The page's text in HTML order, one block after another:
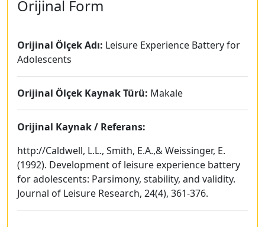
Orijinal Form
Orijinal Ölçek Adı: Leisure Experience Battery for
Adolescents
Orijinal Ölçek Kaynak Türü: Makale
Orijinal Kaynak / Referans:
http://Caldwell, L.L., Smith, E.A.,& Weissinger, E.
(1992). Development of leisure experience battery
for adolescents: Parsimony, stability, and validity.
Journal of Leisure Research, 24(4), 361-376.